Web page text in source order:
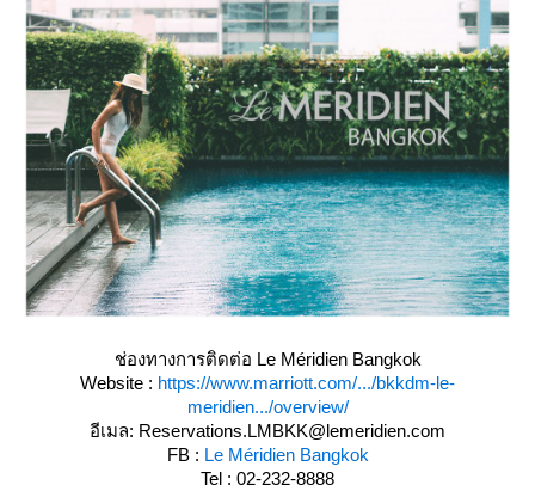
ช่องทางการติดต่อ Le Méridien Bangkok
Website : https://www.marriott.com/.../bkkdm-le-
meridien.../overview/
FB : Le Méridien Bangkok
Tel : 02-232-8888